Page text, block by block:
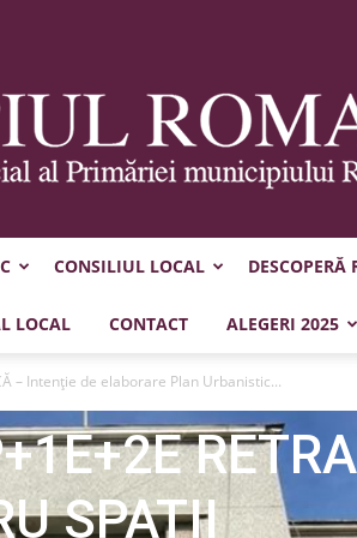
Municipiul
Roman
CONSILIUL LOCAL
LOCAL CONTACT ALEGERI 2025
– Intenţie de elaborare Plan Urbanistic...
Intenţie de
Zonal:
SPAȚII